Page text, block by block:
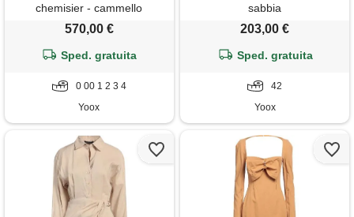
chemisier - cammello
570,00 €
Sped. gratuita
0 00 1 2 3 4
Yoox
sabbia
203,00 €
Sped. gratuita
42
Yoox